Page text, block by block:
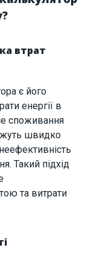
втрат
є його
енергії в
споживання
швидко
Такий підхід
та витрати